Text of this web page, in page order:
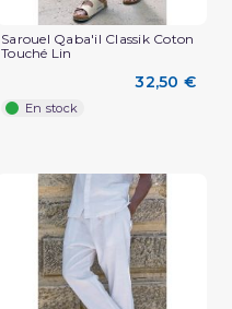
Sarouel Qaba'il Classik Coton
Touché Lin
32,50 €
En stock